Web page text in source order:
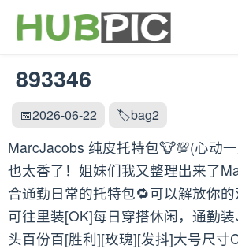
893346
📅2026-06-22 🏷️bag2
MarcJacobs 纯皮托特包🐮💯(心动
也太香了！姐妹们我又整理出来了
合通勤日常的托特包🔁可以解放你
可往里装[OK]每日穿搭休闲，通勤
头百份百[胜利][玫瑰][发抖]大号尺寸